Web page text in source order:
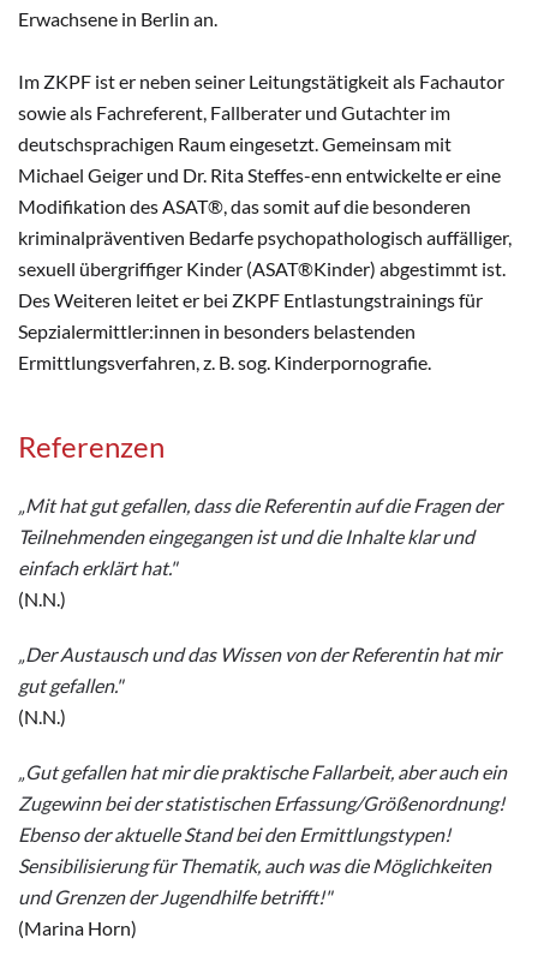
Erwachsene in Berlin an.
Im ZKPF ist er neben seiner Leitungstätigkeit als Fachautor
sowie als Fachreferent, Fallberater und Gutachter im
deutschsprachigen Raum eingesetzt. Gemeinsam mit
Michael Geiger und Dr. Rita Steffes-enn entwickelte er eine
Modifikation des ASAT®, das somit auf die besonderen
kriminalpräventiven Bedarfe psychopathologisch auffälliger,
sexuell übergriffiger Kinder (ASAT®Kinder) abgestimmt ist.
Des Weiteren leitet er bei ZKPF Entlastungstrainings für
Sepzialermittler:innen in besonders belastenden
Ermittlungsverfahren, z. B. sog. Kinderpornografie.
Referenzen
„Mit hat gut gefallen, dass die Referentin auf die Fragen der
Teilnehmenden eingegangen ist und die Inhalte klar und
einfach erklärt hat."
(N.N.)
„Der Austausch und das Wissen von der Referentin hat mir
gut gefallen."
(N.N.)
„Gut gefallen hat mir die praktische Fallarbeit, aber auch ein
Zugewinn bei der statistischen Erfassung/Größenordnung!
Ebenso der aktuelle Stand bei den Ermittlungstypen!
Sensibilisierung für Thematik, auch was die Möglichkeiten
und Grenzen der Jugendhilfe betrifft!"
(Marina Horn)